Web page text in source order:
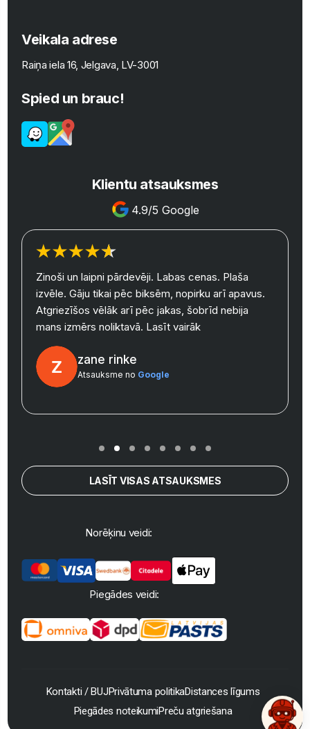
Veikala adrese
Raiņa iela 16, Jelgava, LV-3001
Spied un brauc!
Klientu atsauksmes
4.9/5 Google
Zinoši un laipni pārdevēji. Labas cenas. Plaša
izvēle. Gāju tikai pēc biksēm, nopirku arī apavus.
Atgriezīšos vēlāk arī pēc jakas, šobrīd nebija
mans izmērs noliktavā. Lasīt vairāk
zane rinke
Atsauksme no Google
LASĪT VISAS ATSAUKSMES
Norēķinu veidi:
Piegādes veidi:
Kontakti / BUJPrivātuma politikaDistances līgums
Piegādes noteikumiPreču atgriešana